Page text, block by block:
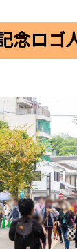
念ロゴ